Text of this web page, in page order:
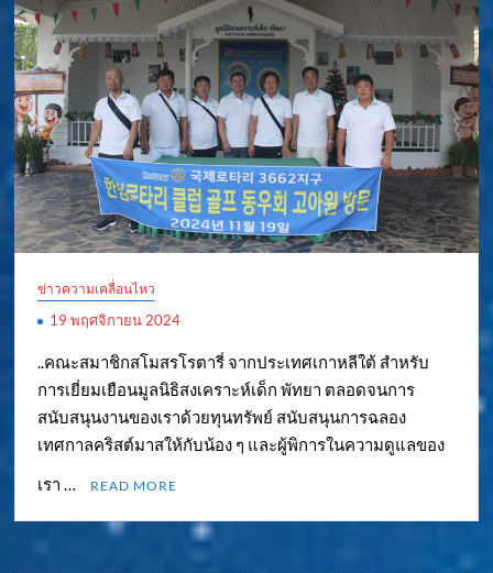
ข่าวความเคลื่อนไหว
19 พฤศจิกายน 2024
..คณะสมาชิกสโมสรโรตารี่ จากประเทศเกาหลีใต้ สำหรับ
การเยี่ยมเยือนมูลนิธิสงเคราะห์เด็ก พัทยา ตลอดจนการ
สนับสนุนงานของเราด้วยทุนทรัพย์ สนับสนุนการฉลอง
เทศกาลคริสต์มาสให้กับน้อง ๆ และผู้พิการในความดูแลของ
เรา …
READ MORE